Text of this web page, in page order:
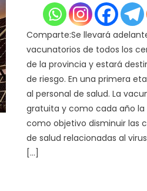
la
Comparte:Se llevará
vacunatorios de todos los
de la provincia y estará
de riesgo. En una primera
al personal de salud. La
gratuita y como cada año
como objetivo disminuir las
de salud relacionadas al
[…]